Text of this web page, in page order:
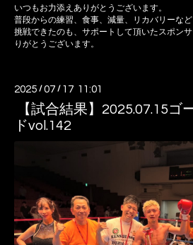
いつもお力添えありがとうございます。
普段からの練習、食事、減量、リカバリーな
挑戦できたのも、サポートして頂いたスポン
りがとうございます。
2025 /07 / 17 11:01
【試合結果】2025.07.15ゴ
ドvol.142